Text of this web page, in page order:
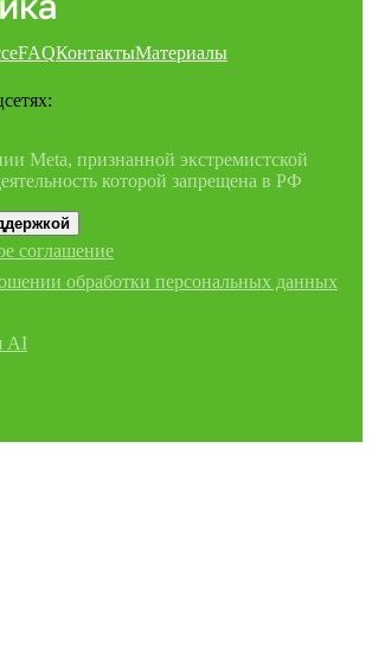
FAQКонтактыМатериалы
Meta, признанной экстремистской
которой запрещена в РФ
соглашение
обработки персональных данных
AI